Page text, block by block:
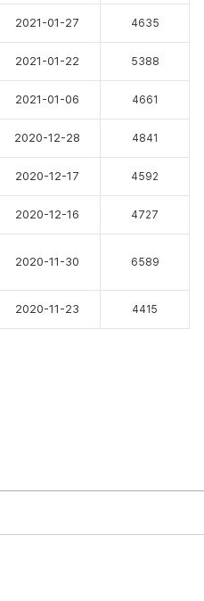
2021-01-27 4635
2021-01-22 5388
2021-01-06 4661
2020-12-28 4841
2020-12-17 4592
2020-12-16 4727
2020-11-30 6589
2020-11-23 4415